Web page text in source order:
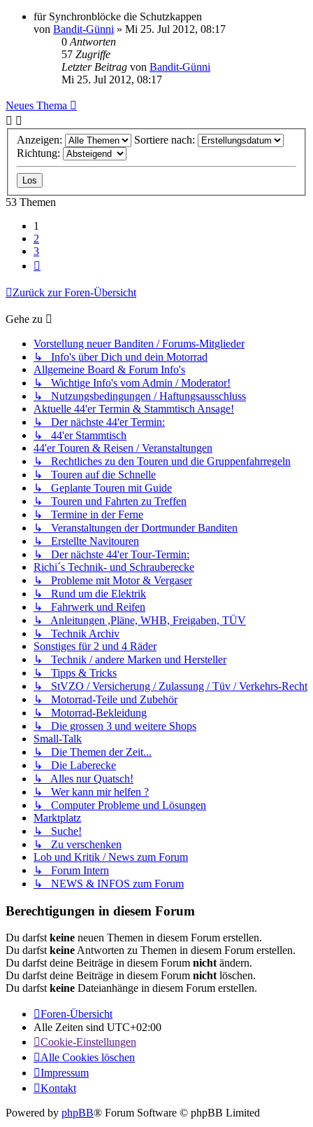
für Synchronblöcke die Schutzkappen
von Bandit-Günni » Mi 25. Jul 2012, 08:17
0 Antworten
57 Zugriffe
Letzter Beitrag von Bandit-Günni
Mi 25. Jul 2012, 08:17
Neues Thema
Anzeigen:
Sortiere nach:
Richtung:
53 Themen
1
2
3
Zurück zur Foren-Übersicht
Gehe zu
Vorstellung neuer Banditen / Forums-Mitglieder
↳ Info's über Dich und dein Motorrad
Allgemeine Board & Forum Info's
↳ Wichtige Info's vom Admin / Moderator!
↳ Nutzungsbedingungen / Haftungsausschluss
Aktuelle 44'er Termin & Stammtisch Ansage!
↳ Der nächste 44'er Termin:
↳ 44'er Stammtisch
44'er Touren & Reisen / Veranstaltungen
↳ Rechtliches zu den Touren und die Gruppenfahrregeln
↳ Touren auf die Schnelle
↳ Geplante Touren mit Guide
↳ Touren und Fahrten zu Treffen
↳ Termine in der Ferne
↳ Veranstaltungen der Dortmunder Banditen
↳ Erstellte Navitouren
↳ Der nächste 44'er Tour-Termin:
Richi´s Technik- und Schrauberecke
↳ Probleme mit Motor & Vergaser
↳ Rund um die Elektrik
↳ Fahrwerk und Reifen
↳ Anleitungen ,Pläne, WHB, Freigaben, TÜV
↳ Technik Archiv
Sonstiges für 2 und 4 Räder
↳ Technik / andere Marken und Hersteller
↳ Tipps & Tricks
↳ StVZO / Versicherung / Zulassung / Tüv / Verkehrs-Recht
↳ Motorrad-Teile und Zubehör
↳ Motorrad-Bekleidung
↳ Die grossen 3 und weitere Shops
Small-Talk
↳ Die Themen der Zeit...
↳ Die Laberecke
↳ Alles nur Quatsch!
↳ Wer kann mir helfen ?
↳ Computer Probleme und Lösungen
Marktplatz
↳ Suche!
↳ Zu verschenken
Lob und Kritik / News zum Forum
↳ Forum Intern
↳ NEWS & INFOS zum Forum
Berechtigungen in diesem Forum
Du darfst keine neuen Themen in diesem Forum erstellen.
Du darfst keine Antworten zu Themen in diesem Forum erstellen.
Du darfst deine Beiträge in diesem Forum nicht ändern.
Du darfst deine Beiträge in diesem Forum nicht löschen.
Du darfst keine Dateianhänge in diesem Forum erstellen.
Foren-Übersicht
Alle Zeiten sind UTC+02:00
Cookie-Einstellungen
Alle Cookies löschen
Impressum
Kontakt
Powered by phpBB® Forum Software © phpBB Limited